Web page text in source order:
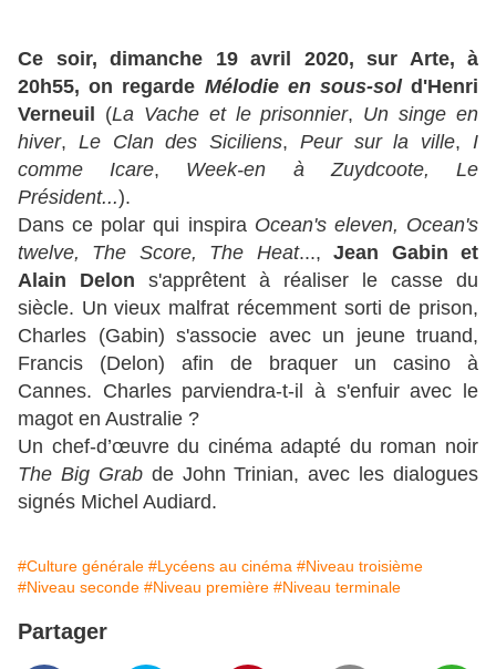
Ce soir, dimanche 19 avril 2020, sur Arte, à
20h55, on regarde Mélodie en sous-sol d'Henri
Verneuil (La Vache et le prisonnier, Un singe en
hiver, Le Clan des Siciliens, Peur sur la ville, I
comme Icare, Week-en à Zuydcoote, Le
Président...).
Dans ce polar qui inspira Ocean's eleven, Ocean's
twelve, The Score, The Heat...,Jean Gabin et
Alain Delon s'apprêtent à réaliser le casse du
siècle. Un vieux malfrat récemment sorti de prison,
Charles (Gabin) s'associe avec un jeune truand,
Francis (Delon) afin de braquer un casino à
Cannes. Charles parviendra-t-il à s'enfuir avec le
magot en Australie ?
Un chef-d’œuvre du cinéma adapté du roman noir
The Big Grabde John Trinian, avec les dialogues
signés Michel Audiard.
#Culture générale #Lycéens au cinéma #Niveau troisième
#Niveau seconde #Niveau première #Niveau terminale
Partager